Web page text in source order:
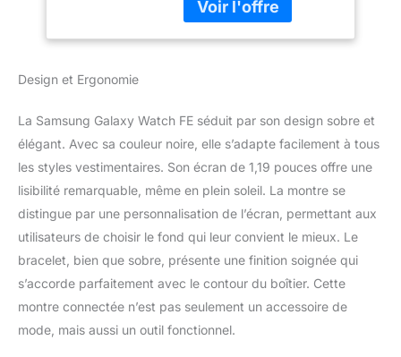
parfaitement votre style,
améliorer votre efficacité
et vos performances,
mais fournit également
prévenir les blessures,
afin de réaliser de
nouveaux records
personnels ² Grâce au
système d'attache en un
d'une simple pression.
Faites votre choix parmi
Design et Ergonomie
La Samsung Galaxy Watch FE séduit par son design sobre et
élégant. Avec sa couleur noire, elle s’adapte facilement à tous
les styles vestimentaires. Son écran de 1,19 pouces offre une
lisibilité remarquable, même en plein soleil. La montre se
distingue par une personnalisation de l’écran, permettant aux
utilisateurs de choisir le fond qui leur convient le mieux. Le
bracelet, bien que sobre, présente une finition soignée qui
s’accorde parfaitement avec le contour du boîtier. Cette
montre connectée n’est pas seulement un accessoire de
mode, mais aussi un outil fonctionnel.